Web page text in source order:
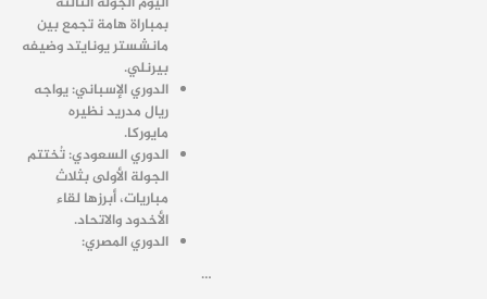
بمباراة هامة تجمع بين
مانشستر يونايتد وضيفه
بيرنلي.
الدوري الإسباني: يواجه
ريال مدريد نظيره
مايوركا.
الدوري السعودي: تُختتم
الجولة الأولى بثلاث
مباريات، أبرزها لقاء
الأخدود والاتحاد.
الدوري المصري:
…